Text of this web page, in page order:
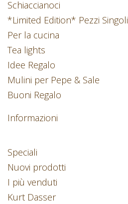
Schiaccianoci
*Limited Edition* Pezzi Singoli
Per la cucina
Tea lights
Idee Regalo
Mulini per Pepe & Sale
Buoni Regalo
Informazioni
Speciali
Nuovi prodotti
I più venduti
Kurt Dasser